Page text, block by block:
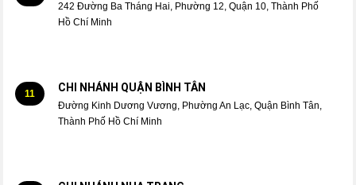
242 Đường Ba Tháng Hai, Phường 12, Quận 10, Thành Phố
Hồ Chí Minh
11 CHI NHÁNH QUẬN BÌNH TÂN
Đường Kinh Dương Vương, Phường An Lạc, Quận Bình Tân,
Thành Phố Hồ Chí Minh